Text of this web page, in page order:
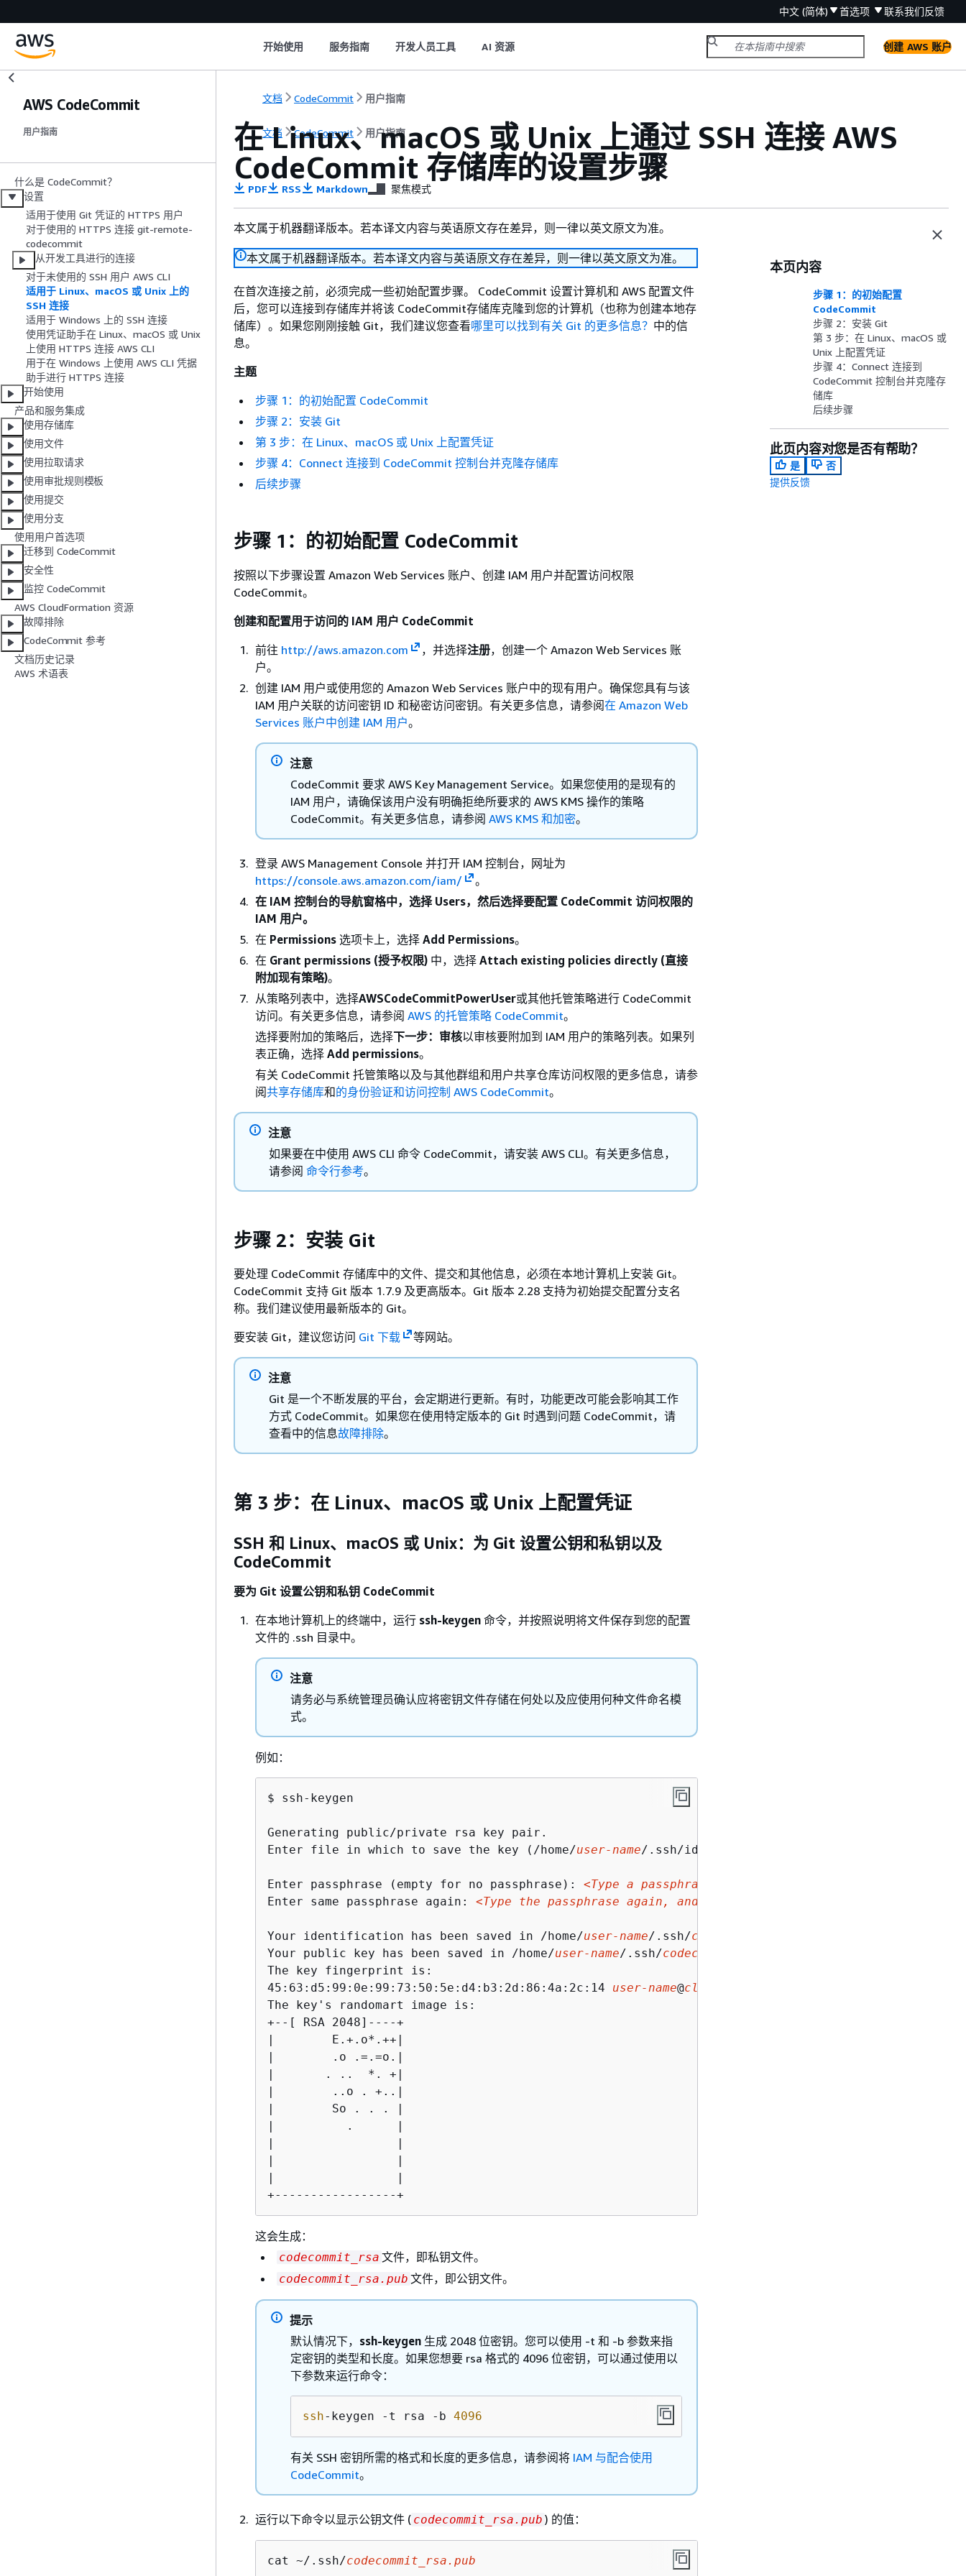
中文 (简体) 首选项 联系我们反馈
开始使用 服务指南 开发人员工具 AI 资源 创建 AWS 账户
AWS CodeCommit
用户指南
什么是 CodeCommit？
设置
适用于使用 Git 凭证的 HTTPS 用户
对于使用的 HTTPS 连接 git-remote-
codecommit
从开发工具进行的连接
对于未使用的 SSH 用户 AWS CLI
适用于 Linux、macOS 或 Unix 上的
SSH 连接
适用于 Windows 上的 SSH 连接
使用凭证助手在 Linux、macOS 或 Unix
上使用 HTTPS 连接 AWS CLI
用于在 Windows 上使用 AWS CLI 凭据
助手进行 HTTPS 连接
开始使用
产品和服务集成
使用存储库
使用文件
使用拉取请求
使用审批规则模板
使用提交
使用分支
使用用户首选项
迁移到 CodeCommit
安全性
监控 CodeCommit
AWS CloudFormation 资源
故障排除
CodeCommit 参考
文档历史记录
AWS 术语表
文档 CodeCommit 用户指南
文档 CodeCommit 用户指南
在 Linux、macOS 或 Unix 上通过 SSH 连接 AWS
CodeCommit 存储库的设置步骤
PDF RSS Markdown 聚焦模式
本文属于机器翻译版本。若本译文内容与英语原文存在差异，则一律以英文原文为准。
本文属于机器翻译版本。若本译文内容与英语原文存在差异，则一律以英文原文为准。
在首次连接之前，必须完成一些初始配置步骤。 CodeCommit 设置计算机和 AWS 配置文件
后，您可以连接到存储库并将该 CodeCommit存储库克隆到您的计算机（也称为创建本地存
储库）。如果您刚刚接触 Git，我们建议您查看哪里可以找到有关 Git 的更多信息？ 中的信
息。
主题
步骤 1：的初始配置 CodeCommit
步骤 2：安装 Git
第 3 步：在 Linux、macOS 或 Unix 上配置凭证
步骤 4：Connect 连接到 CodeCommit 控制台并克隆存储库
后续步骤
步骤 1：的初始配置 CodeCommit
按照以下步骤设置 Amazon Web Services 账户、创建 IAM 用户并配置访问权限
CodeCommit。
创建和配置用于访问的 IAM 用户 CodeCommit
前往 http://aws.amazon.com ，并选择注册，创建一个 Amazon Web Services 账
户。
创建 IAM 用户或使用您的 Amazon Web Services 账户中的现有用户。确保您具有与该
IAM 用户关联的访问密钥 ID 和秘密访问密钥。有关更多信息，请参阅在 Amazon Web
Services 账户中创建 IAM 用户。
注意
CodeCommit 要求 AWS Key Management Service。如果您使用的是现有的
IAM 用户，请确保该用户没有明确拒绝所要求的 AWS KMS 操作的策略
CodeCommit。有关更多信息，请参阅 AWS KMS 和加密。
登录 AWS Management Console 并打开 IAM 控制台，网址为
https://console.aws.amazon.com/iam/
。
在 IAM 控制台的导航窗格中，选择 Users，然后选择要配置 CodeCommit 访问权限的
IAM 用户。
在 Permissions 选项卡上，选择 Add Permissions。
在 Grant permissions (授予权限) 中，选择 Attach existing policies directly (直接
附加现有策略)。
从策略列表中，选择AWSCodeCommitPowerUser或其他托管策略进行 CodeCommit
访问。有关更多信息，请参阅 AWS 的托管策略 CodeCommit。
选择要附加的策略后，选择下一步：审核以审核要附加到 IAM 用户的策略列表。如果列
表正确，选择 Add permissions。
有关 CodeCommit 托管策略以及与其他群组和用户共享仓库访问权限的更多信息，请参
阅共享存储库和的身份验证和访问控制 AWS CodeCommit。
注意
如果要在中使用 AWS CLI 命令 CodeCommit，请安装 AWS CLI。有关更多信息，
请参阅 命令行参考。
步骤 2：安装 Git
要处理 CodeCommit 存储库中的文件、提交和其他信息，必须在本地计算机上安装 Git。
CodeCommit 支持 Git 版本 1.7.9 及更高版本。Git 版本 2.28 支持为初始提交配置分支名
称。我们建议使用最新版本的 Git。
要安装 Git，建议您访问 Git 下载 等网站。
注意
Git 是一个不断发展的平台，会定期进行更新。有时，功能更改可能会影响其工作
方式 CodeCommit。如果您在使用特定版本的 Git 时遇到问题 CodeCommit，请
查看中的信息故障排除。
第 3 步：在 Linux、macOS 或 Unix 上配置凭证
SSH 和 Linux、macOS 或 Unix：为 Git 设置公钥和私钥以及
CodeCommit
要为 Git 设置公钥和私钥 CodeCommit
在本地计算机上的终端中，运行 ssh-keygen 命令，并按照说明将文件保存到您的配置
文件的 .ssh 目录中。
注意
请务必与系统管理员确认应将密钥文件存储在何处以及应使用何种文件命名模
式。
例如：
$ ssh-keygen
Generating public/private rsa key pair.
Enter file in which to save the key (/home/user-name/.ssh/id_rsa):
Enter passphrase (empty for no passphrase): <Type a passphrase, and then press Enter>
Enter same passphrase again: <Type the passphrase again, and then press Enter>
Your identification has been saved in /home/user-name/.ssh/codecommit_rsa
Your public key has been saved in /home/user-name/.ssh/codecommit_rsa.pub
The key fingerprint is:
45:63:d5:99:0e:99:73:50:5e:d4:b3:2d:86:4a:2c:14 user-name@
The key's randomart image is:
+--[ RSA 2048]----+
|        E.+.o*.++|
|        .o .=.=o.|
|       . ..  *. +|
|        ..o . +..|
|        So . . . |
|          .      |
|                 |
|                 |
|                 |
+-----------------+
这会生成：
codecommit_rsa 文件，即私钥文件。
codecommit_rsa.pub 文件，即公钥文件。
提示
默认情况下， ssh-keygen 生成 2048 位密钥。您可以使用 -t 和 -b 参数来指
定密钥的类型和长度。如果您想要 rsa 格式的 4096 位密钥，可以通过使用以
下参数来运行命令：
ssh-keygen -t rsa -b 4096
有关 SSH 密钥所需的格式和长度的更多信息，请参阅将 IAM 与配合使用
CodeCommit。
运行以下命令以显示公钥文件 ( codecommit_rsa.pub ) 的值：
cat ~/.ssh/codecommit_rsa.pub
本页内容
步骤 1：的初始配置
CodeCommit
步骤 2：安装 Git
第 3 步：在 Linux、macOS 或
Unix 上配置凭证
步骤 4：Connect 连接到
CodeCommit 控制台并克隆存
储库
后续步骤
此页内容对您是否有帮助？
是
否
提供反馈